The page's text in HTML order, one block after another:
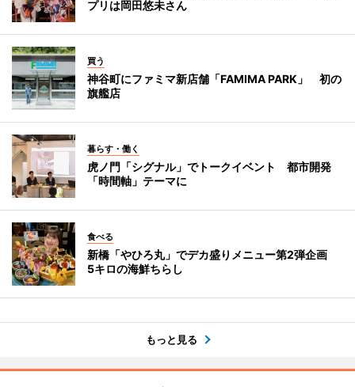
プリは岡田悠未さん
買う
神谷町にファミマ新店舗「FAMIMA PARK」 初の
旗艦店
暮らす・働く
虎ノ門「シグナル」でトークイベント 都市開発
「時間軸」テーマに
食べる
新橋「やひろ丸」でデカ盛りメニュー第2弾企画
5キロの海鮮ちらし
もっと見る